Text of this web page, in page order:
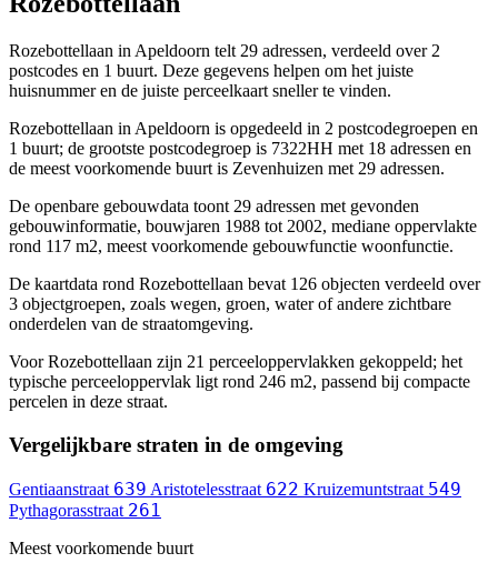
Rozebottellaan in Apeldoorn telt 29 adressen, verdeeld over 2
postcodes en 1 buurt. Deze gegevens helpen om het juiste
huisnummer en de juiste perceelkaart sneller te vinden.
Rozebottellaan in Apeldoorn is opgedeeld in 2 postcodegroepen en
1 buurt; de grootste postcodegroep is 7322HH met 18 adressen en
de meest voorkomende buurt is Zevenhuizen met 29 adressen.
De openbare gebouwdata toont 29 adressen met gevonden
gebouwinformatie, bouwjaren 1988 tot 2002, mediane oppervlakte
rond 117 m2, meest voorkomende gebouwfunctie woonfunctie.
De kaartdata rond Rozebottellaan bevat 126 objecten verdeeld over
3 objectgroepen, zoals wegen, groen, water of andere zichtbare
onderdelen van de straatomgeving.
Voor Rozebottellaan zijn 21 perceeloppervlakken gekoppeld; het
typische perceeloppervlak ligt rond 246 m2, passend bij compacte
percelen in deze straat.
Vergelijkbare straten in de omgeving
Gentiaanstraat 639 Aristotelesstraat 622 Kruizemuntstraat 549
Pythagorasstraat 261
Meest voorkomende buurt